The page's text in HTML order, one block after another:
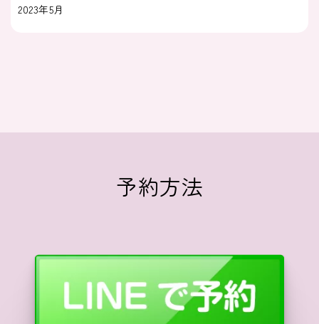
エスゾピクロン：ルネスタ【マイスリーやアモ
2023年5月
予約方法